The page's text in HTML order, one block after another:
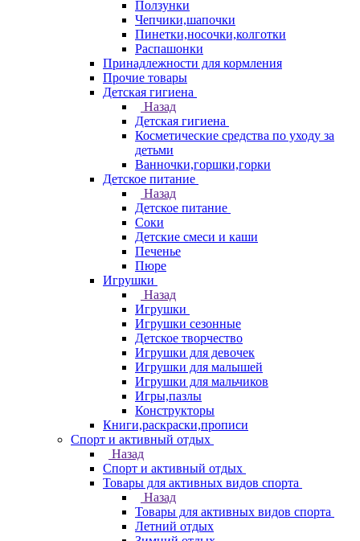
Ползунки
Чепчики,шапочки
Пинетки,носочки,колготки
Распашонки
Принадлежности для кормления
Прочие товары
Детская гигиена
Назад
Детская гигиена
Косметические средства по уходу за
детьми
Ванночки,горшки,горки
Детское питание
Назад
Детское питание
Соки
Детские смеси и каши
Печенье
Пюре
Игрушки
Назад
Игрушки
Игрушки сезонные
Детское творчество
Игрушки для девочек
Игрушки для малышей
Игрушки для мальчиков
Игры,пазлы
Конструкторы
Книги,раскраски,прописи
Спорт и активный отдых
Назад
Спорт и активный отдых
Товары для активных видов спорта
Назад
Товары для активных видов спорта
Летний отдых